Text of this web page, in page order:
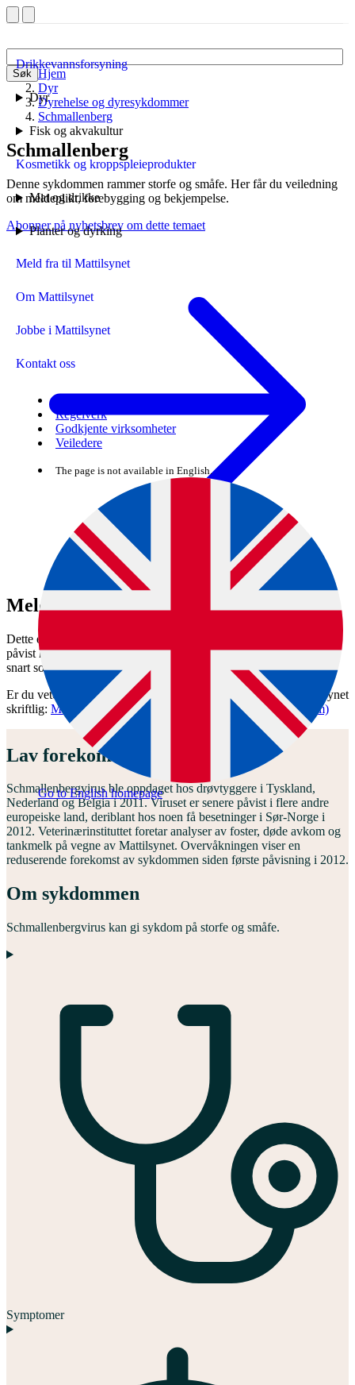
Søk
Drikkevannsforsyning
Dyr
Fisk og akvakultur
Kosmetikk og kroppspleieprodukter
Mat og drikke
Planter og dyrking
Meld fra til Mattilsynet
Om Mattilsynet
Jobbe i Mattilsynet
Kontakt oss
Regelverk
Godkjente virksomheter
Veiledere
The page is not available in English.
Go to English homepage
Hjem
Dyr
Dyrehelse og dyresykdommer
Schmallenberg
Schmallenberg
Denne sykdommen rammer storfe og småfe. Her får du veiledning
om meldeplikt, forebygging og bekjempelse.
Abonner på nyhetsbrev om dette temaet
Meld fra om liste 3-sykdom
Dette er en dyresykdom på nasjonal liste 3. Hvis sykdommen er
påvist hos dyr, skal du melde fra til Mattilsynet på 22 40 00 00 så
snart som praktisk mulig.
Er du veterinær og har påvist sykdommen, skal du varsle Mattilsynet
skriftlig: Meld fra om nasjonal liste 3-sykdom (forms.office.com)
Lav forekomst i Norge
Schmallenbergvirus ble oppdaget hos drøvtyggere i Tyskland,
Nederland og Belgia i 2011. Viruset er senere påvist i flere andre
europeiske land, deriblant hos noen få besetninger i Sør-Norge i
2012. Veterinærinstituttet foretar analyser av foster, døde avkom og
tankmelk på vegne av Mattilsynet. Overvåkningen viser en
reduserende forekomst av sykdommen siden første påvisning i 2012.
Om sykdommen
Schmallenbergvirus kan gi sykdom på storfe og småfe.
Symptomer